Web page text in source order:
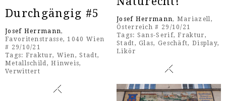
Durchgängig #5
Josef Herrmann,
Favoritenstrasse, 1040 Wien
# 29/10/21
Tags: Fraktur, Wien,Stadt,
Metallschild,Hinweis,
Verwittert
Josef Herrmann, Mariazell,
Österreich # 29/10/21
Tags: Sans-Serif,Fraktur,
Stadt,Glas, Geschäft, Display,
Likör